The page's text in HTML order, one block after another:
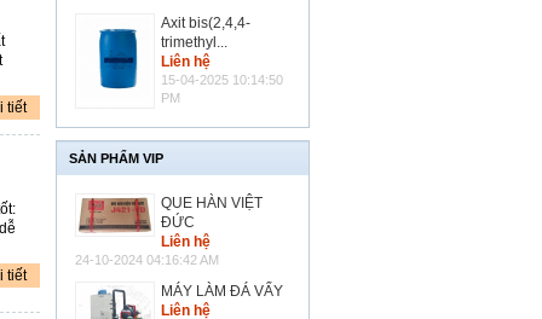
tiết
tiết
Axit bis(2,4,4-
trimethyl...
Liên hệ
15-04-2025 10:14:50
PM
SẢN PHẨM VIP
QUE HÀN VIỆT
ĐỨC
Liên hệ
24-10-2024 04:16:42 AM
MÁY LÀM ĐÁ VẨY
Liên hệ